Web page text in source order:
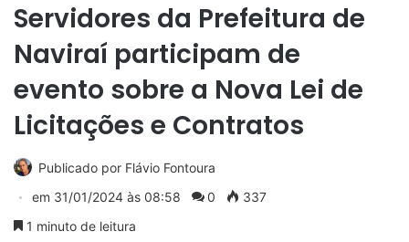
Servidores da Prefeitura de
Naviraí participam de
evento sobre a Nova Lei de
Licitações e Contratos
Publicado por Flávio Fontoura
em 31/01/2024 às 08:58 0
337
1 minuto de leitura